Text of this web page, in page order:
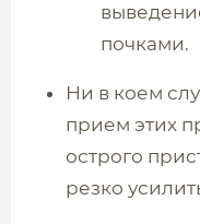
почками.
Ни в коем
прием этих
острого
резко